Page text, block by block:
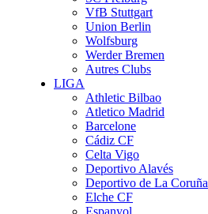
VfB Stuttgart
Union Berlin
Wolfsburg
Werder Bremen
Autres Clubs
LIGA
Athletic Bilbao
Atletico Madrid
Barcelone
Cádiz CF
Celta Vigo
Deportivo Alavés
Deportivo de La Coruña
Elche CF
Espanyol